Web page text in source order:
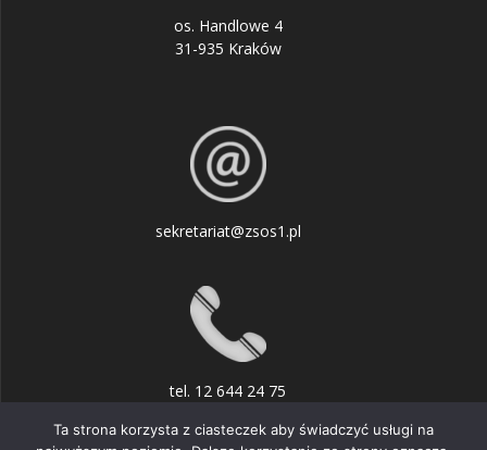
os. Handlowe 4
31-935 Kraków
sekretariat@zsos1.pl
tel. 12 644 24 75
Ta strona korzysta z ciasteczek aby świadczyć usługi na